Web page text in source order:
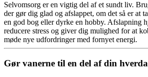
Selvomsorg er en vigtig del af et sundt liv.
der gør dig glad og afslappet, om det så er at
en god bog eller dyrke en hobby. Afslapning
reducere stress og giver dig mulighed for at
møde nye udfordringer med fornyet energi.
Gør vanerne til en del af din